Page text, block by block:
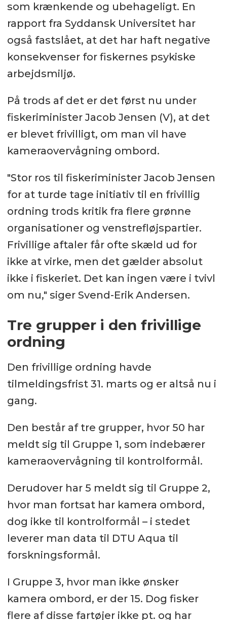
som krænkende og ubehageligt. En
rapport fra Syddansk Universitet har
også fastslået, at det har haft negative
konsekvenser for fiskernes psykiske
arbejdsmiljø.
På trods af det er det først nu under
fiskeriminister Jacob Jensen (V), at det
er blevet frivilligt, om man vil have
kameraovervågning ombord.
"Stor ros til fiskeriminister Jacob Jensen
for at turde tage initiativ til en frivillig
ordning trods kritik fra flere grønne
organisationer og venstrefløjspartier.
Frivillige aftaler får ofte skæld ud for
ikke at virke, men det gælder absolut
ikke i fiskeriet. Det kan ingen være i tvivl
om nu," siger Svend-Erik Andersen.
Tre grupper i den frivillige
ordning
Den frivillige ordning havde
tilmeldingsfrist 31. marts og er altså nu i
gang.
Den består af tre grupper, hvor 50 har
meldt sig til Gruppe 1, som indebærer
kameraovervågning til kontrolformål.
Derudover har 5 meldt sig til Gruppe 2,
hvor man fortsat har kamera ombord,
dog ikke til kontrolformål – i stedet
leverer man data til DTU Aqua til
forskningsformål.
I Gruppe 3, hvor man ikke ønsker
kamera ombord, er der 15. Dog fisker
flere af disse fartøjer ikke pt. og har